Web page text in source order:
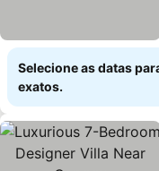
Selecione as datas
exatos.